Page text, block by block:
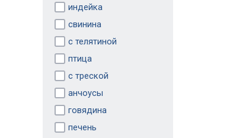
индейка
свинина
с телятиной
птица
с треской
анчоусы
говядина
печень